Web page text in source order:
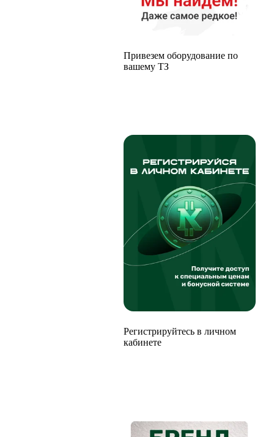
Привезем оборудование по
вашему ТЗ
Регистрируйтесь в личном
кабинете